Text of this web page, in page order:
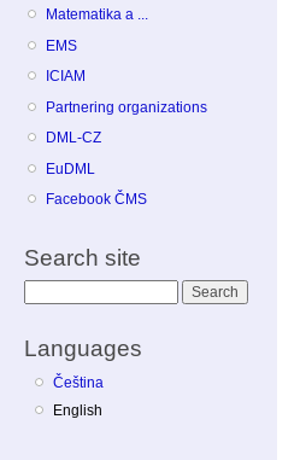
Matematika a ...
EMS
ICIAM
Partnering organizations
DML-CZ
EuDML
Facebook ČMS
Search site
Languages
Čeština
English